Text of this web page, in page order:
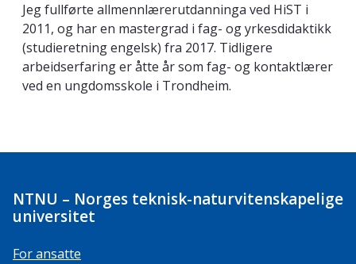
Jeg fullførte allmennlærerutdanninga ved HiST i
2011, og har en mastergrad i fag- og yrkesdidaktikk
(studieretning engelsk) fra 2017. Tidligere
arbeidserfaring er åtte år som fag- og kontaktlærer
ved en ungdomsskole i Trondheim.
NTNU – Norges teknisk-naturvitenskapelige
universitet
For ansatte